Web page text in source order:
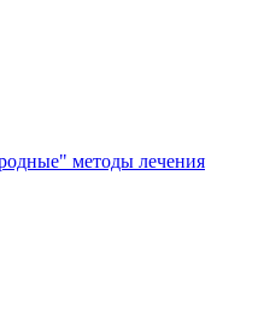
методы лечения